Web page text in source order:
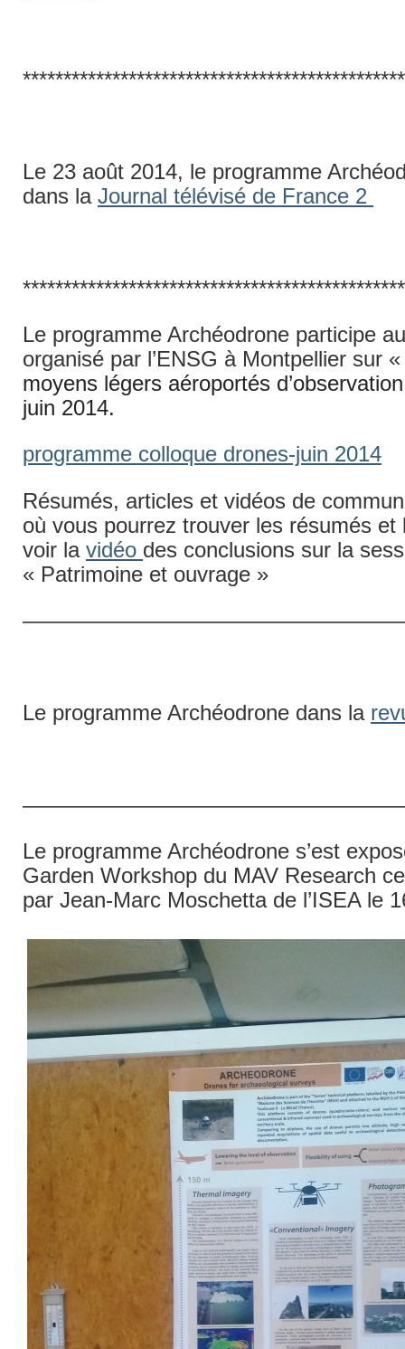
Le 23 août 2014, le programme
dans la Journal télévisé de France 2
Le programme Archéodrone participe
organisé par l’ENSG à Montpellier sur
moyens légers aéroportés
juin 2014.
programme colloque drones-juin 2014
Résumés, articles et vidéos de
où vous pourrez trouver les résumés et
voir la vidéo des conclusions sur la
« Patrimoine et ouvrage »
Le programme Archéodrone dans la
Le programme Archéodrone s’est
Garden Workshop du MAV Research
par Jean-Marc Moschetta de l’ISEA le